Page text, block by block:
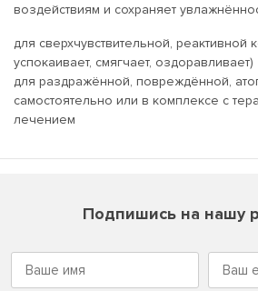
воздействиям и сохраняет
для сверхчувствительной, реактивной
успокаивает, смягчает, оздоравливает)
для раздражённой, повреждённой,
самостоятельно или в комплексе с
лечением
Подпишись на нашу